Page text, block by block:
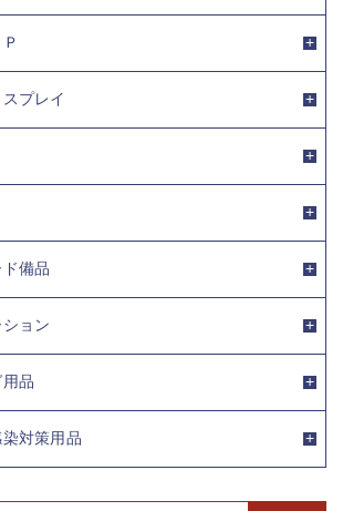
プレイ
備品
ョン
品
対策用品